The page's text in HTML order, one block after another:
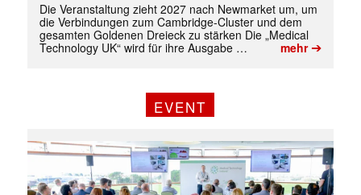
✕
Die Veranstaltung zieht 2027 nach Newmarket um, um
die Verbindungen zum Cambridge-Cluster und dem
gesamten Goldenen Dreieck zu stärken Die „Medical
Technology UK“ wird für ihre Ausgabe …
mehr➔
EVENT